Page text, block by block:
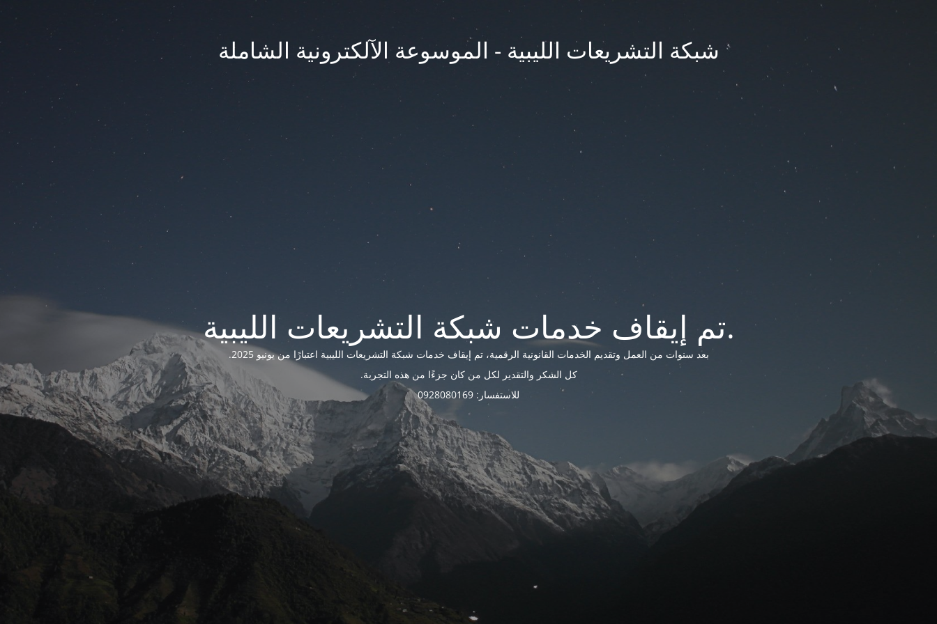
شبكة التشريعات الليبية - الموسوعة الآلكترونية الشاملة
تم إيقاف خدمات شبكة التشريعات الليبية.
بعد سنوات من العمل وتقديم الخدمات القانونية الرقمية، تم إيقاف خدمات شبكة التشريعات الليبية اعتبارًا من يونيو 2025.
كل الشكر والتقدير لكل من كان جزءًا من هذه التجربة.
للاستفسار: 0928080169